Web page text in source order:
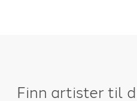
Finn artister til